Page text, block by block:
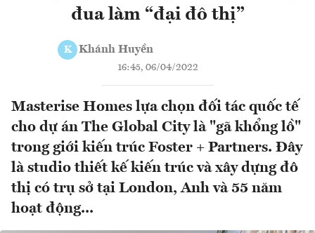
đua làm “đại đô thị”
K Khánh Huyền
16:45, 06/04/2022
Masterise Homes lựa chọn đối tác quốc tế
cho dự án The Global City là "gã khổng lồ"
trong giới kiến trúc Foster + Partners. Đây
là studio thiết kế kiến trúc và xây dựng đô
thị có trụ sở tại London, Anh và 55 năm
hoạt động...